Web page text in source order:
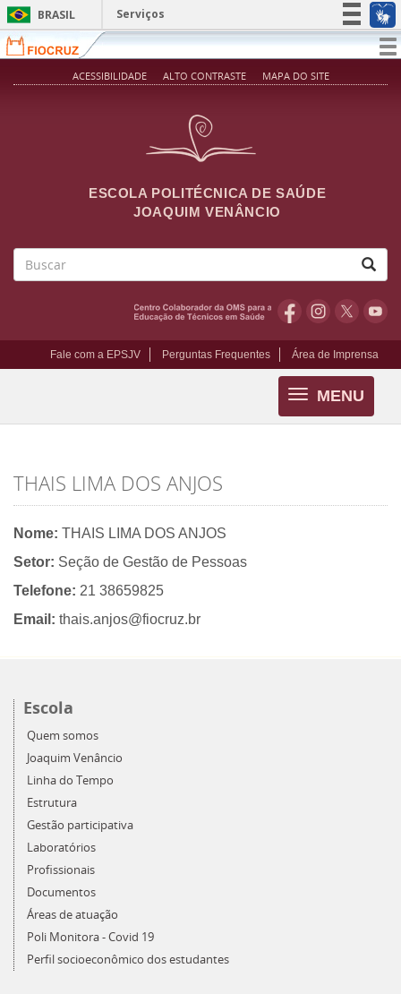
Pular para o conteúdo principal
BRASIL
Serviços
Simplifique!
Participe
ACESSIBILIDADE ALTO CONTRASTE MAPA DO SITE
ESCOLA POLITÉCNICA DE SAÚDE
JOAQUIM VENÂNCIO
Fale com a EPSJV Perguntas Frequentes Área de Imprensa
MENU
Toggle
navigation
THAIS LIMA DOS ANJOS
Nome: THAIS LIMA DOS ANJOS
Setor: Seção de Gestão de Pessoas
Telefone: 21 38659825
Email: thais.anjos@fiocruz.br
Escola
Quem somos
Joaquim Venâncio
Linha do Tempo
Estrutura
Gestão participativa
Laboratórios
Profissionais
Documentos
Áreas de atuação
Poli Monitora - Covid 19
Perfil socioeconômico dos estudantes